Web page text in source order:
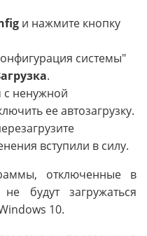
и нажмите кнопку
системы"
.
ненужной
ее автозагрузку.
вступили в силу.
отключенные в
будут загружаться
10.